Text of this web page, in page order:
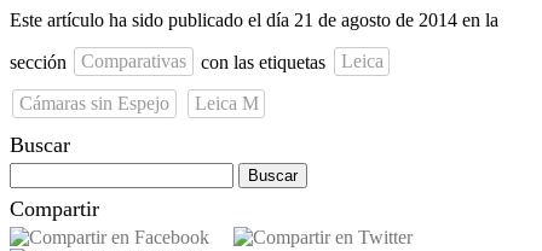
Este artículo ha sido publicado el día 21 de agosto de 2014 en la
sección Comparativas con las etiquetas Leica
Cámaras sin Espejo Leica M
Buscar
Compartir